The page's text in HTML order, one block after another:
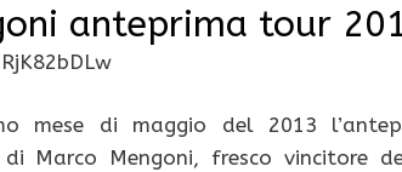
anteprima tour
mese di maggio del 2013
di Marco Mengoni, fresco vincitore